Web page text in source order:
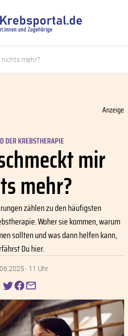
mehr?
DER KREBSTHERAPIE
Anzeige
mir
mehr?
zählen zu den häufigsten
Woher sie kommen, warum
sollten und was dann helfen kann,
Du hier.
· 11 Uhr